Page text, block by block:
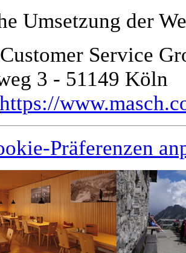
Umsetzung der
Service
3 - 51149 Köln
https://
Präferenzen